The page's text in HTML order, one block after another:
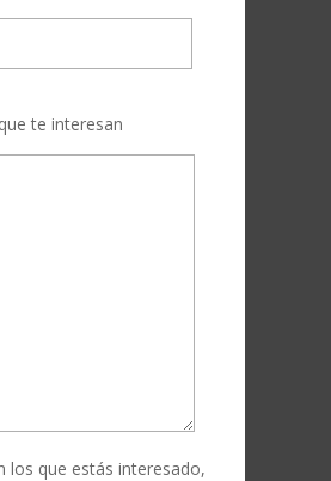
te interesan
los que estás interesado,